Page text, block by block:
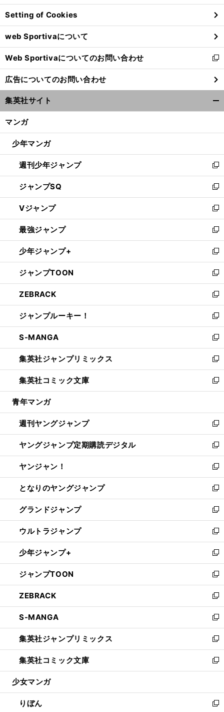
ン
ド
ウ
で
開
く
Setting of Cookies
web Sportivaについて
Web Sportivaについてのお問い合わせ
新
し
い
ウ
ィ
ン
ウ
開
く
広告についてのお問い合わせ
集英社サイト
マンガ
少年マンガ
週刊少年ジャンプ
新
し
い
ウ
ィ
ン
ド
ウ
で
開
く
ジャンプSQ
新
し
い
ウ
ィ
ン
ド
ウ
で
開
く
Vジャンプ
新
し
い
ウ
ィ
ン
ド
ウ
で
開
く
最強ジャンプ
新
し
い
ウ
ィ
ン
ド
ウ
で
開
く
少年ジャンプ+
新
し
い
ウ
ィ
ン
ド
ウ
で
開
く
ジャンプTOON
新
し
い
ウ
ィ
ン
ド
ウ
で
開
く
ZEBRACK
新
し
い
ウ
ィ
ン
ド
ウ
で
開
ジャンプルーキー！
新
し
い
ウ
ィ
ン
ド
ウ
開
く
S-MANGA
新
し
い
ウ
ィ
ン
ウ
で
開
く
集英社ジャンプリミックス
新
し
い
ウ
ン
ド
ウ
で
開
く
集英社コミック文庫
新
し
ウ
ィ
ン
ド
ウ
で
開
く
青年マンガ
週刊ヤングジャンプ
新
し
い
ウ
ィ
ン
ド
ウ
で
開
く
ヤングジャンプ定期購読デジタル
新
し
い
ウ
ィ
ン
ド
ウ
で
開
く
ヤンジャン！
新
し
い
ウ
ィ
ン
ド
ウ
で
開
く
となりのヤングジャンプ
新
し
い
ウ
ィ
ン
ド
ウ
で
開
く
グランドジャンプ
新
し
い
ウ
ィ
ン
ド
ウ
で
開
く
ウルトラジャンプ
新
し
い
ウ
ィ
ン
ド
ウ
で
開
く
少年ジャンプ+
新
し
い
ウ
ィ
ン
ド
ウ
で
開
く
ジャンプTOON
新
し
い
ウ
ィ
ン
ド
ウ
で
開
ZEBRACK
新
し
い
ウ
ィ
ン
ド
ウ
開
く
S-MANGA
新
し
い
ウ
ィ
ン
ウ
で
集英社ジャンプリミックス
新
し
い
ウ
ン
ド
集英社コミック文庫
新
し
ウ
ィ
少女マンガ
りぼん
新